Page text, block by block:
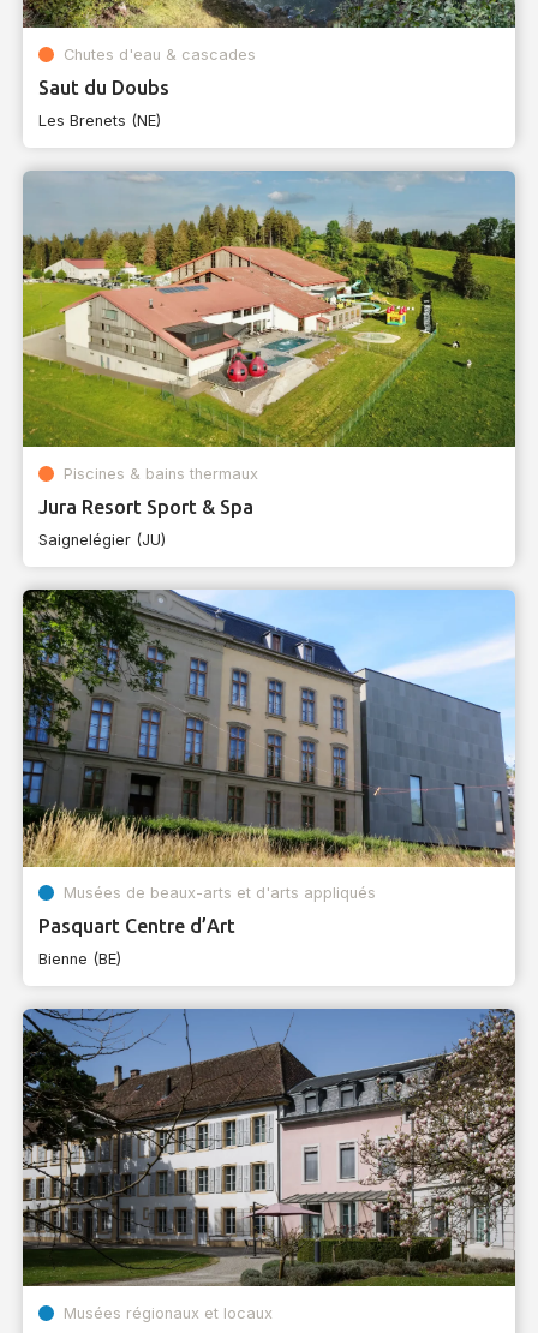
Chutes d'eau & cascades
Saut du Doubs
Les Brenets (NE)
Piscines & bains thermaux
Jura Resort Sport & Spa
Saignelégier (JU)
Musées de beaux-arts et d'arts appliqués
Pasquart Centre d’Art
Bienne (BE)
Musées régionaux et locaux